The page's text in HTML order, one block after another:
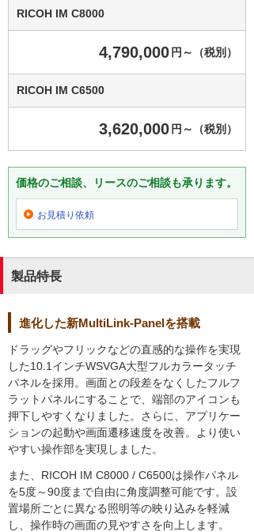
RICOH IM C8000
4,790,000 円～（税別）
RICOH IM C6500
3,620,000 円～（税別）
価格のご相談、リースのご相談も承ります。
お見積り依頼
製品特長
進化した新MultiLink-Panelを搭載
ドラッグやフリックなどの直感的な操作を実現
した10.1インチWSVGA大型フルカラータッチ
パネルを採用。画面との段差をなくしたフルフ
ラットパネルにすることで、端部のアイコンも
押下しやすくなりました。さらに、アプリケー
ションの起動や画面遷移速度を改善。より使い
やすい操作部を実現しました。
また、RICOH IM C8000 / C6500は操作パネル
を5度～90度まで自由に角度調整可能です。設
置場所ごとに異なる照明等の映り込みを軽減
し、操作時の画面の⾒やすさを向上します。